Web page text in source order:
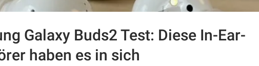
Galaxy Buds2 Test: Diese In-Ear-
haben es in sich